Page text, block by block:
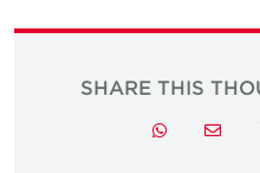
SHARE THIS
Twitter
Email
Whatsapp